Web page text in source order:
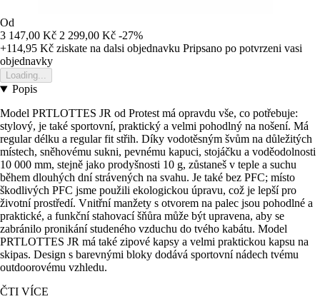
Od
3 147,00 Kč 2 299,00 Kč -27%
+114,95 Kč ziskate na dalsi objednavku Pripsano po potvrzeni vasi
objednavky
Loading...
Popis
Model PRTLOTTES JR od Protest má opravdu vše, co potřebuje:
stylový, je také sportovní, praktický a velmi pohodlný na nošení. Má
regular délku a regular fit střih. Díky vodotěsným švům na důležitých
místech, sněhovému sukni, pevnému kapuci, stojáčku a voděodolnosti
10 000 mm, stejně jako prodyšnosti 10 g, zůstaneš v teple a suchu
během dlouhých dní strávených na svahu. Je také bez PFC; místo
škodlivých PFC jsme použili ekologickou úpravu, což je lepší pro
životní prostředí. Vnitřní manžety s otvorem na palec jsou pohodlné a
praktické, a funkční stahovací šňůra může být upravena, aby se
zabránilo pronikání studeného vzduchu do tvého kabátu. Model
PRTLOTTES JR má také zipové kapsy a velmi praktickou kapsu na
skipas. Design s barevnými bloky dodává sportovní nádech tvému
outdoorovému vzhledu.
ČTI VÍCE